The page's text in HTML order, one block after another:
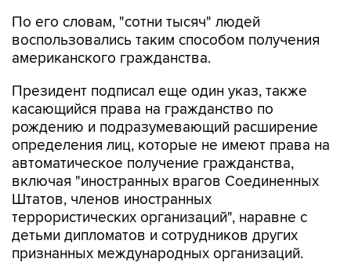
По его словам, "сотни тысяч" людей
воспользовались таким способом получения
американского гражданства.
Президент подписал еще один указ, также
касающийся права на гражданство по
рождению и подразумевающий расширение
определения лиц, которые не имеют права на
автоматическое получение гражданства,
включая "иностранных врагов Соединенных
Штатов, членов иностранных
террористических организаций", наравне с
детьми дипломатов и сотрудников других
признанных международных организаций.